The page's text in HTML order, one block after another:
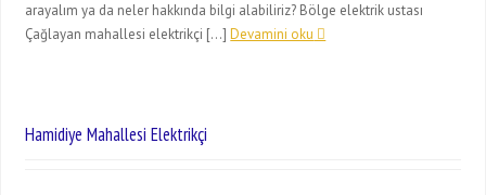
arayalım ya da neler hakkında bilgi alabiliriz? Bölge elektrik ustası
Çağlayan mahallesi elektrikçi […]Devamini oku
Hamidiye Mahallesi Elektrikçi